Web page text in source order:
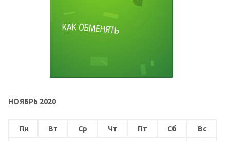
НОЯБРЬ 2020
Пн Вт Ср Чт Пт Сб Вс